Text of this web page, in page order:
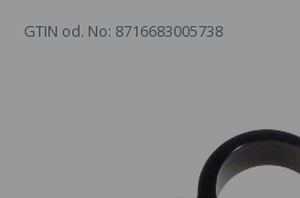
GTIN od. No: 8716683005738